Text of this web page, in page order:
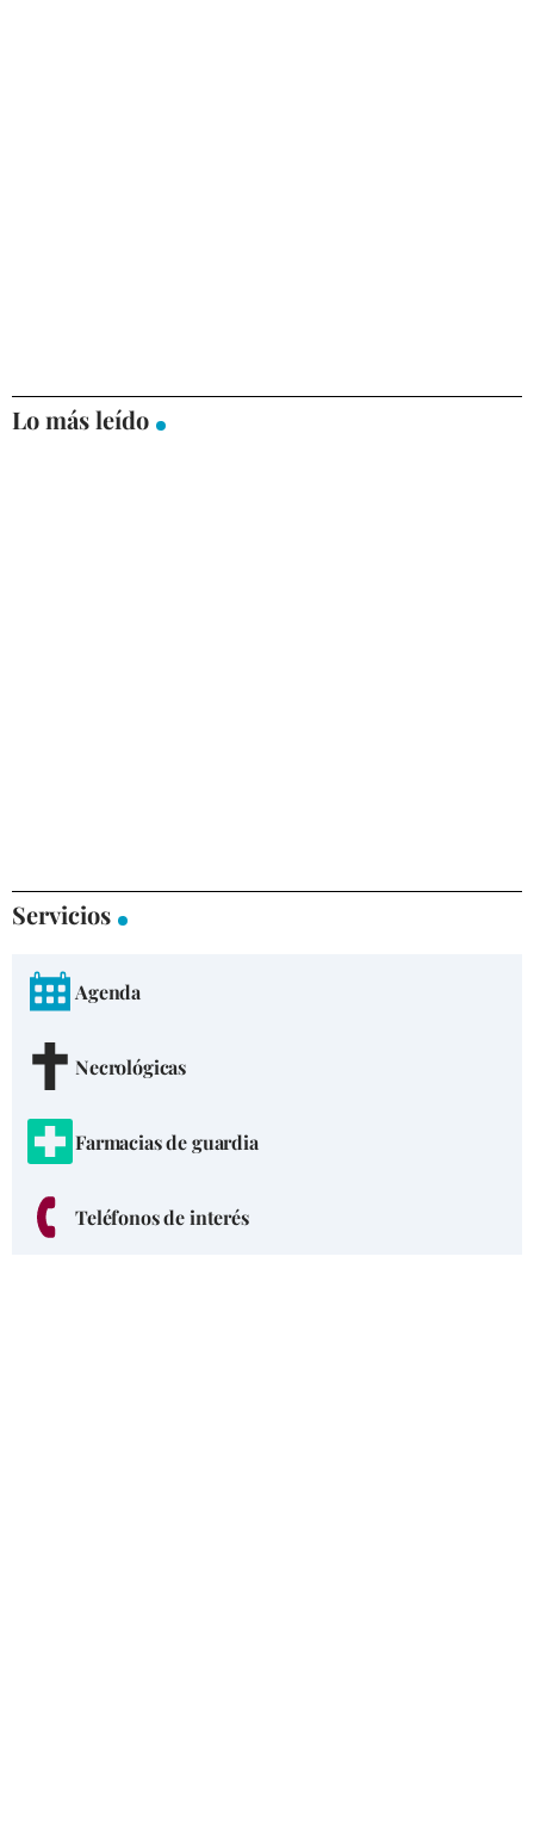
Lo más leído
Servicios
Agenda
Necrológicas
Farmacias de guardia
Teléfonos de interés